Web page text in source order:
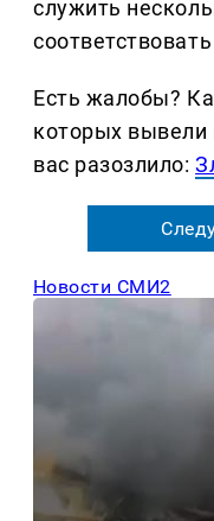
служить
Есть жалобы?
которых вывели
вас разозлило:
Новости СМИ2